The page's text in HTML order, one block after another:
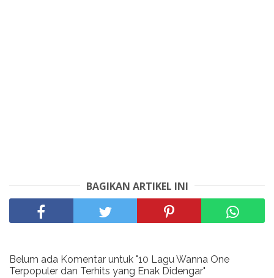
BAGIKAN ARTIKEL INI
Belum ada Komentar untuk "10 Lagu Wanna One
Terpopuler dan Terhits yang Enak Didengar"